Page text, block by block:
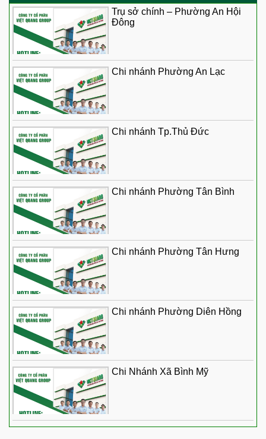
Trụ sở chính – Phường An Hội
Đông
Chi nhánh Phường An Lạc
Chi nhánh Tp.Thủ Đức
Chi nhánh Phường Tân Bình
Chi nhánh Phường Tân Hưng
Chi nhánh Phường Diên Hồng
Chi Nhánh Xã Bình Mỹ